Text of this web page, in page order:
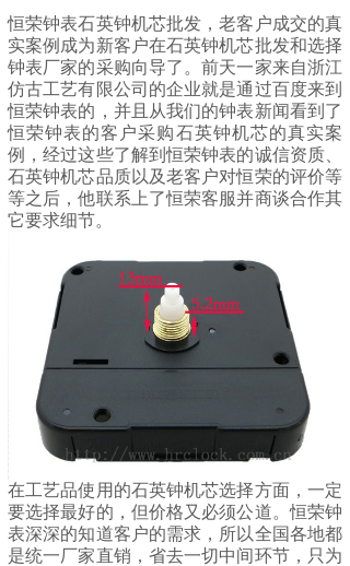
恒荣钟表石英钟机芯批发，老客户成交的真
实案例成为新客户在石英钟机芯批发和选择
钟表厂家的采购向导了。前天一家来自浙江
仿古工艺有限公司的企业就是通过百度来到
恒荣钟表的，并且从我们的钟表新闻看到了
恒荣钟表的客户采购石英钟机芯的真实案
例，经过这些了解到恒荣钟表的诚信资质、
石英钟机芯品质以及老客户对恒荣的评价等
等之后，他联系上了恒荣客服并商谈合作其
它要求细节。
在工艺品使用的石英钟机芯选择方面，一定
要选择最好的，但价格又必须公道。恒荣钟
表深深的知道客户的需求，所以全国各地都
是统一厂家直销，省去一切中间环节，只为